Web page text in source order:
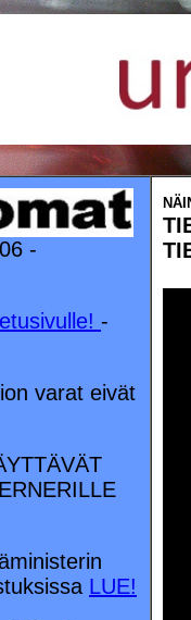
-
-
varat eivät
LUE!